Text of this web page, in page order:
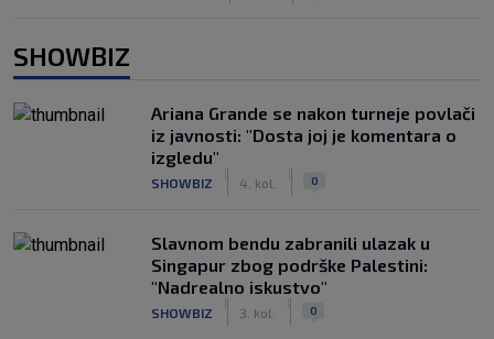
SHOWBIZ
Ariana Grande se nakon turneje povlači
iz javnosti: "Dosta joj je komentara o
izgledu"
SHOWBIZ 4. kol. 0
Slavnom bendu zabranili ulazak u
Singapur zbog podrške Palestini:
"Nadrealno iskustvo"
SHOWBIZ 3. kol. 0